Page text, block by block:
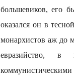
большевиков, его
оказался он в
монархистов аж до
евразийство, в
коммунистическими